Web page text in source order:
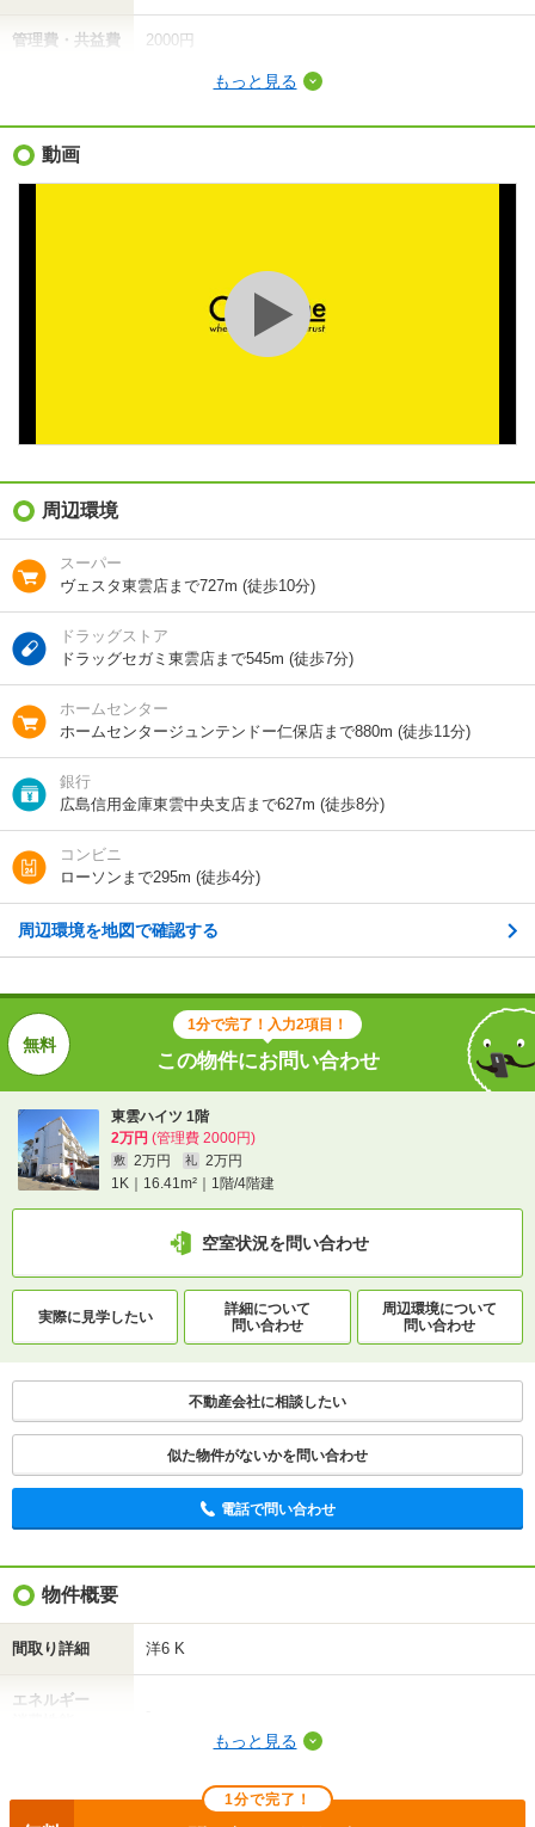
管理費・共益費 2000円
礼金（敷引・償
却金）
/鉄筋コン
1988年7月
総戸数 48戸
住所 広島県広島市南区東雲２
地図を見る
交通
バス/東雲2丁目 歩6分
この物件にお問い合わせ
東雲ハイツ 1階
2万円 (管理費 2000円)
敷 2万円 礼
2万円
空室状況を問い合わせ
詳細について
問い合わせ
間取り・設備を
問い合わせ
不動産会社に相談したい
もっと見る
動画
周辺環境
スーパー
ヴェスタ東雲店まで727m (徒歩10分)
ドラッグストア
ドラッグセガミ東雲店まで545m (徒歩7分)
ホームセンター
ホームセンタージュンテンドー仁保店まで880m (徒歩11分)
銀行
広島信用金庫東雲中央支店まで627m (徒歩8分)
コンビニ
ローソンまで295m (徒歩4分)
周辺環境を地図で確認する
1分で完了！入力2項目！
この物件にお問い合わせ
東雲ハイツ 1階
2万円 (管理費 2000円)
敷 2万円 礼
2万円
1K｜16.41m²｜1階/4階建
空室状況を問い合わせ
実際に見学したい
詳細について
問い合わせ
周辺環境について
問い合わせ
不動産会社に相談したい
似た物件がないかを問い合わせ
電話で問い合わせ
物件概要
間取り詳細 洋6 K
エネルギー
もっと見る
1分で完了！